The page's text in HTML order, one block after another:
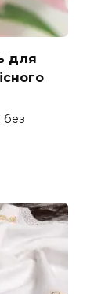
для
без